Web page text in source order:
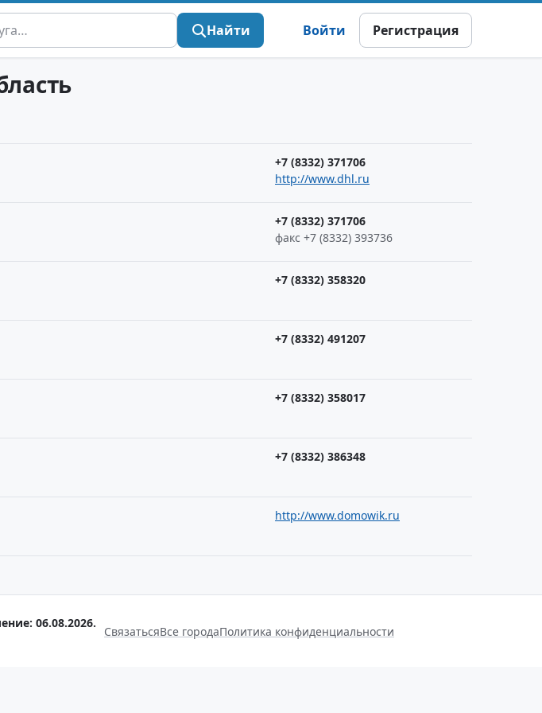
Найти Войти Регистрация
+7 (8332) 371706
http://www.dhl.ru
+7 (8332) 371706
факс +7 (8332) 393736
+7 (8332) 358320
+7 (8332) 491207
+7 (8332) 358017
+7 (8332) 386348
http://www.domowik.ru
06.08.2026.
СвязатьсяВсе городаПолитика конфиденциальности